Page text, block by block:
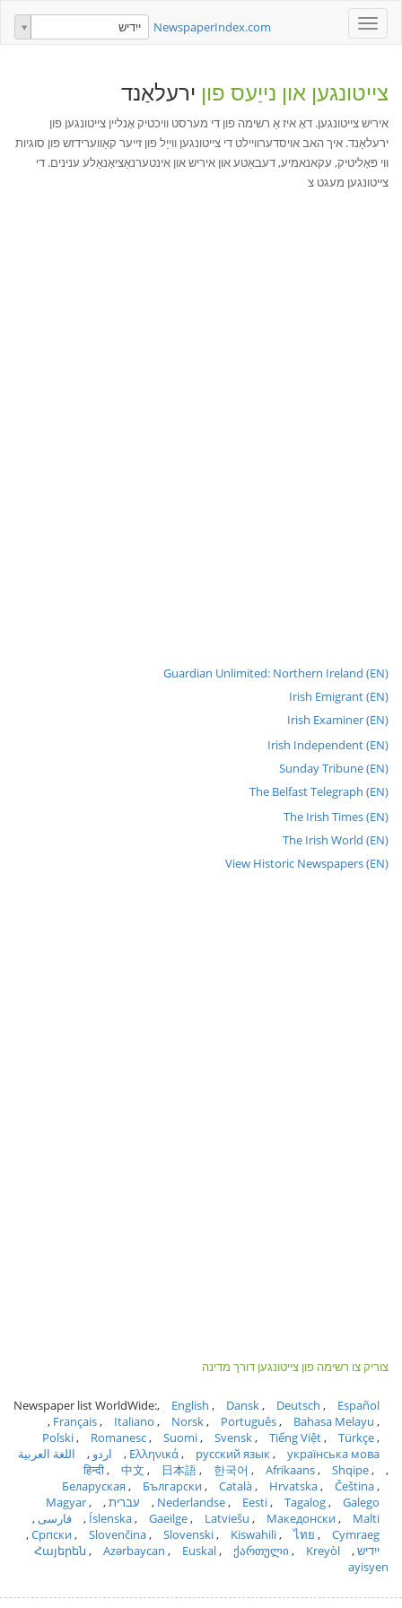
Toggle
navigation
NewspaperIndex.com ייִדיש
צייטונגען און נייַעס פון ירעלאַנד
איריש צייטונגען. דאָ איז אַ רשימה פון די מערסט וויכטיק אָנליין צייטונגען פון
ירעלאַנד. איך האב אויסדערוויילט די צייטונגען ווייַל פון זייער קאַווערידזש פון סוגיות
ווי פּאָליטיק, עקאנאמיע, דעבאַטע און איריש און אינטערנאַציאָנאַלע ענינים. די
צייטונגען מעגט צ
Guardian Unlimited: Northern Ireland (EN)
Irish Emigrant (EN)
Irish Examiner (EN)
Irish Independent (EN)
Sunday Tribune (EN)
The Belfast Telegraph (EN)
The Irish Times (EN)
The Irish World (EN)
View Historic Newspapers (EN)
צוריק צו רשימה פון צייטונגען דורך מדינה
Newspaper list WorldWide: English Dansk Deutsch
Español
Français
Italiano Norsk Português
Bahasa Melayu
Polski
Romanesc Suomi Svensk Tiếng Việt
Türkçe
Ελληνικά
русский язык українська мова اردو
اللغة العربية
हिन्दी
中文 日本語 한국어 Afrikaans
Shqipe
Беларуская
Български Català Hrvatska
Čeština
Nederlandse
Eesti Tagalog Galego עברית
Magyar
Íslenska
Gaeilge Latviešu Македонски Malti
فارسی
Српски
Slovenčina Slovenski Kiswahili ไทย
Cymraeg
ייִדיש
Հայերեն Azərbaycan Euskal ქართული
Kreyòl
ayisyen